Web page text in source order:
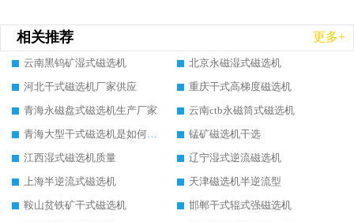
相关推荐 更多+
云南黑钨矿湿式磁选机
北京永磁湿式磁选机
河北干式磁选机厂家供应
重庆干式高梯度磁选机
青海永磁盘式磁选机生产厂家
云南ctb永磁筒式磁选机
青海大型干式磁选机是如何选矿的
锰矿磁选机干选
江西湿式磁选机质量
辽宁湿式逆流磁选机
上海半逆流式磁选机
天津磁选机半逆流型
鞍山贫铁矿干式磁选机
邯郸干式辊式强磁选机